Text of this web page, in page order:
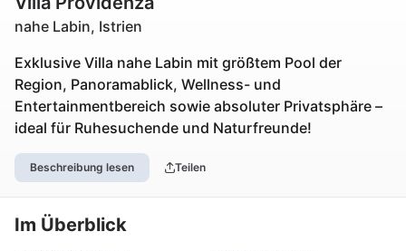
nahe Labin, Istrien
Exklusive Villa nahe Labin mit größtem Pool der
Region, Panoramablick, Wellness- und
Entertainmentbereich sowie absoluter Privatsphäre –
ideal für Ruhesuchende und Naturfreunde!
Beschreibung lesen Teilen
Im Überblick